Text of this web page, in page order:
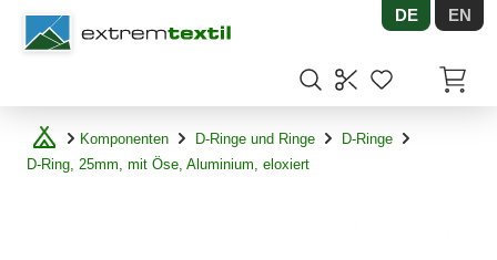
Shopware DE EN
Komponenten D-Ringe und Ringe
D-Ringe
D-Ring, 25mm, mit Öse, Aluminium, eloxiert